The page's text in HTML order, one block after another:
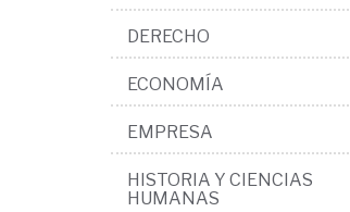
DERECHO
ECONOMÍA
EMPRESA
HISTORIA Y CIENCIAS
HUMANAS